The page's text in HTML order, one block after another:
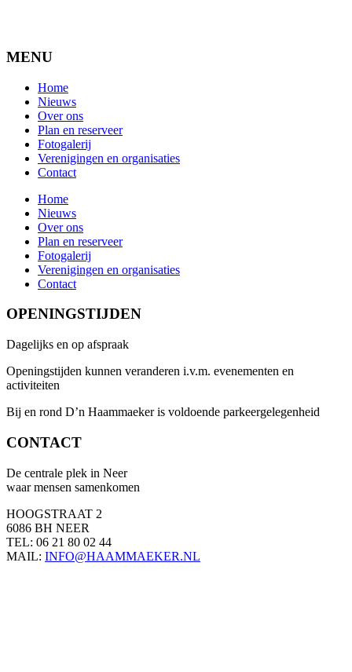
MENU
Home
Nieuws
Over ons
Plan en reserveer
Fotogalerij
Verenigingen en organisaties
Contact
Home
Nieuws
Over ons
Plan en reserveer
Fotogalerij
Verenigingen en organisaties
Contact
OPENINGSTIJDEN
Dagelijks en op afspraak
Openingstijden kunnen veranderen i.v.m. evenementen en
activiteiten
Bij en rond D’n Haammaeker is voldoende parkeergelegenheid
CONTACT
De centrale plek in Neer
waar mensen samenkomen
HOOGSTRAAT 2
6086 BH NEER
TEL: 06 21 80 02 44
MAIL: INFO@HAAMMAEKER.NL